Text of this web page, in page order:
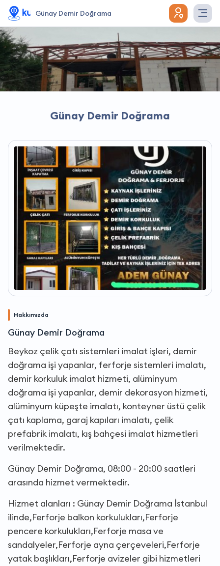
Günay Demir Doğrama
Günay Demir Doğrama
Hakkımızda
Günay Demir Doğrama
Beykoz çelik çatı sistemleri imalat işleri, demir
doğrama işi yapanlar, ferforje sistemleri imalatı,
demir korkuluk imalat hizmeti, alüminyum
doğrama işi yapanlar, demir dekorasyon hizmeti,
alüminyum küpeşte imalatı, konteyner üstü çelik
çatı kaplama, garaj kapıları imalatı, çelik
prefabrik imalatı, kış bahçesi imalat hizmetleri
verilmektedir.
Günay Demir Doğrama, 08:00 - 20:00 saatleri
arasında hizmet vermektedir.
Hizmet alanları : Günay Demir Doğrama İstanbul
ilinde,Ferforje balkon korkulukları,Ferforje
pencere korkulukları,Ferforje masa ve
sandalyeler,Ferforje ayna çerçeveleri,Ferforje
yatak başlıkları,Ferforje avizeler gibi hizmetleri